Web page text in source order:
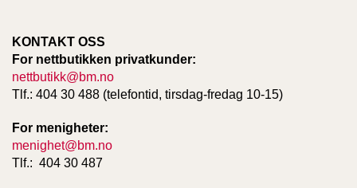
KONTAKT OSS
For nettbutikken privatkunder:
nettbutikk@bm.no
Tlf.: 404 30 488 (telefontid, tirsdag-fredag 10-15)
For menigheter:
menighet@bm.no
Tlf.: 404 30 487